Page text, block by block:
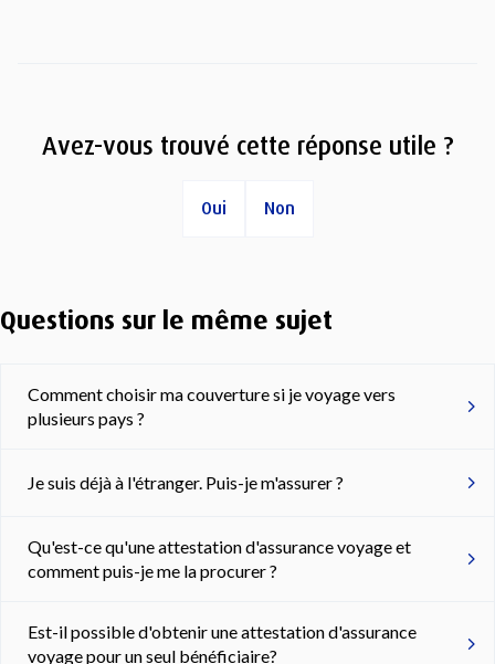
Avez-vous trouvé cette réponse utile ?
Oui Non
Questions sur le même sujet
Comment choisir ma couverture si je voyage vers
plusieurs pays ?
Je suis déjà à l'étranger. Puis-je m'assurer ?
Qu'est-ce qu'une attestation d'assurance voyage et
comment puis-je me la procurer ?
Est-il possible d'obtenir une attestation d'assurance
voyage pour un seul bénéficiaire?